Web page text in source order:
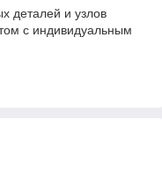
деталей и узлов
с индивидуальным